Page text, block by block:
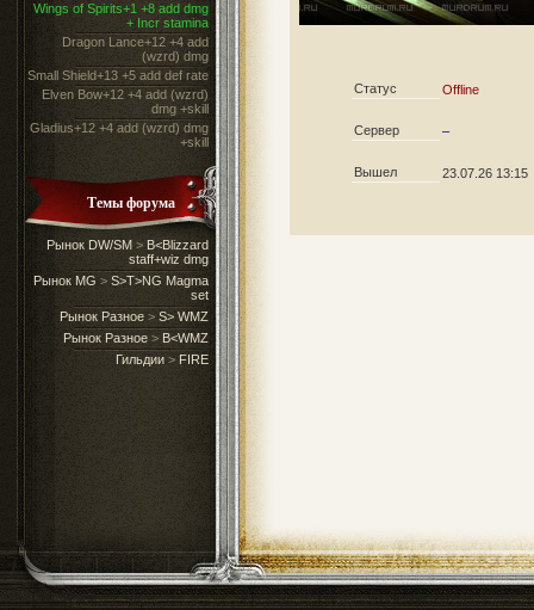
Wings of Spirits+1 +8 add dmg
+ Incr stamina
Dragon Lance+12 +4 add
(wzrd) dmg
Small Shield+13 +5 add def rate
Elven Bow+12 +4 add (wzrd)
dmg +skill
Gladius+12 +4 add (wzrd) dmg
+skill
Темы форума
Рынок DW/SM > B<Blizzard
staff+wiz dmg
Рынок MG > S>T>NG Magma
set
Рынок Разное > S> WMZ
Рынок Разное > B<WMZ
Гильдии > FIRE
Статус Offline
Сервер –
Вышел 23.07.26 13:15